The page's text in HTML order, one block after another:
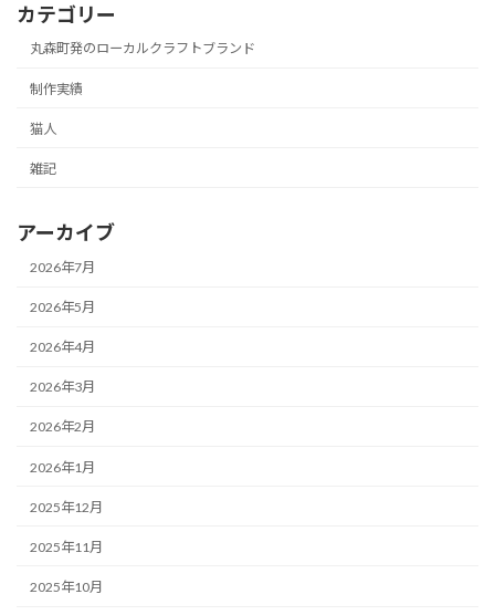
カテゴリー
丸森町発のローカルクラフトブランド
制作実績
猫人
雑記
アーカイブ
2026年7月
2026年5月
2026年4月
2026年3月
2026年2月
2026年1月
2025年12月
2025年11月
2025年10月